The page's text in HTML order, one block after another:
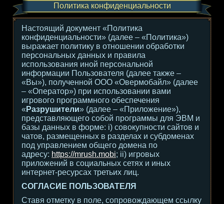
Политика конфиденциальности
Настоящий документ «Политика
конфиденциальности» (далее – «Политика»)
выражает политику в отношении обработки
персональных данных и правила
использования иной персональной
информации Пользователя (далее также –
«Вы»), полученной ООО «Овермобайл» (далее
– «Оператор») при использовании вами
игрового программного обеспечения
«Разрушители» (далее – «Приложение»),
представляющего собой программы для ЭВМ и
базы данных в форме: i) совокупности сайтов и
чатов, размещенных в разделах и субдоменах
под управлением общего домена по
адресу: https://mrush.mobi; ii) игровых
приложений в социальных сетях и иных
интернет-ресурсах третьих лиц.
СОГЛАСИЕ ПОЛЬЗОВАТЕЛЯ
Ставя отметку в поле, сопровождающем ссылку